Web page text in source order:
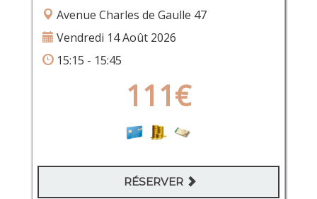
Avenue Charles de Gaulle 47
Vendredi 14 Août 2026
15:15 - 15:45
111€
RÉSERVER